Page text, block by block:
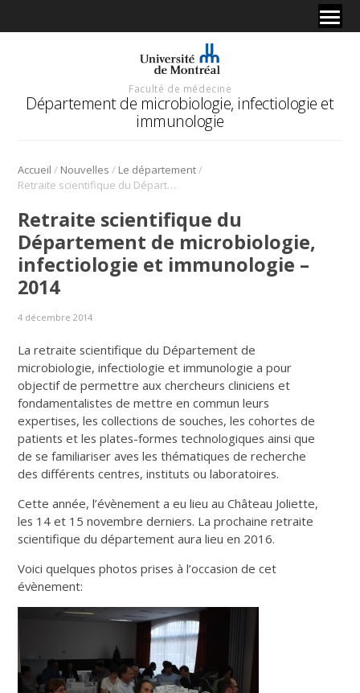
Faculté de médecine
Département de microbiologie, infectiologie et
immunologie
Accueil / Nouvelles / Le département/
Retraite scientifique du Département de microbiologie, infectiologie et immunologie – 2014
Retraite scientifique du
Département de microbiologie,
infectiologie et immunologie –
2014
4 décembre 2014
La retraite scientifique du Département de
microbiologie, infectiologie et immunologie a pour
objectif de permettre aux chercheurs cliniciens et
fondamentalistes de mettre en commun leurs
expertises, les collections de souches, les cohortes de
patients et les plates-formes technologiques ainsi que
de se familiariser aves les thématiques de recherche
des différents centres, instituts ou laboratoires.
Cette année, l’évènement a eu lieu au Château Joliette,
les 14 et 15 novembre derniers. La prochaine retraite
scientifique du département aura lieu en 2016.
Voici quelques photos prises à l’occasion de cet
évènement: